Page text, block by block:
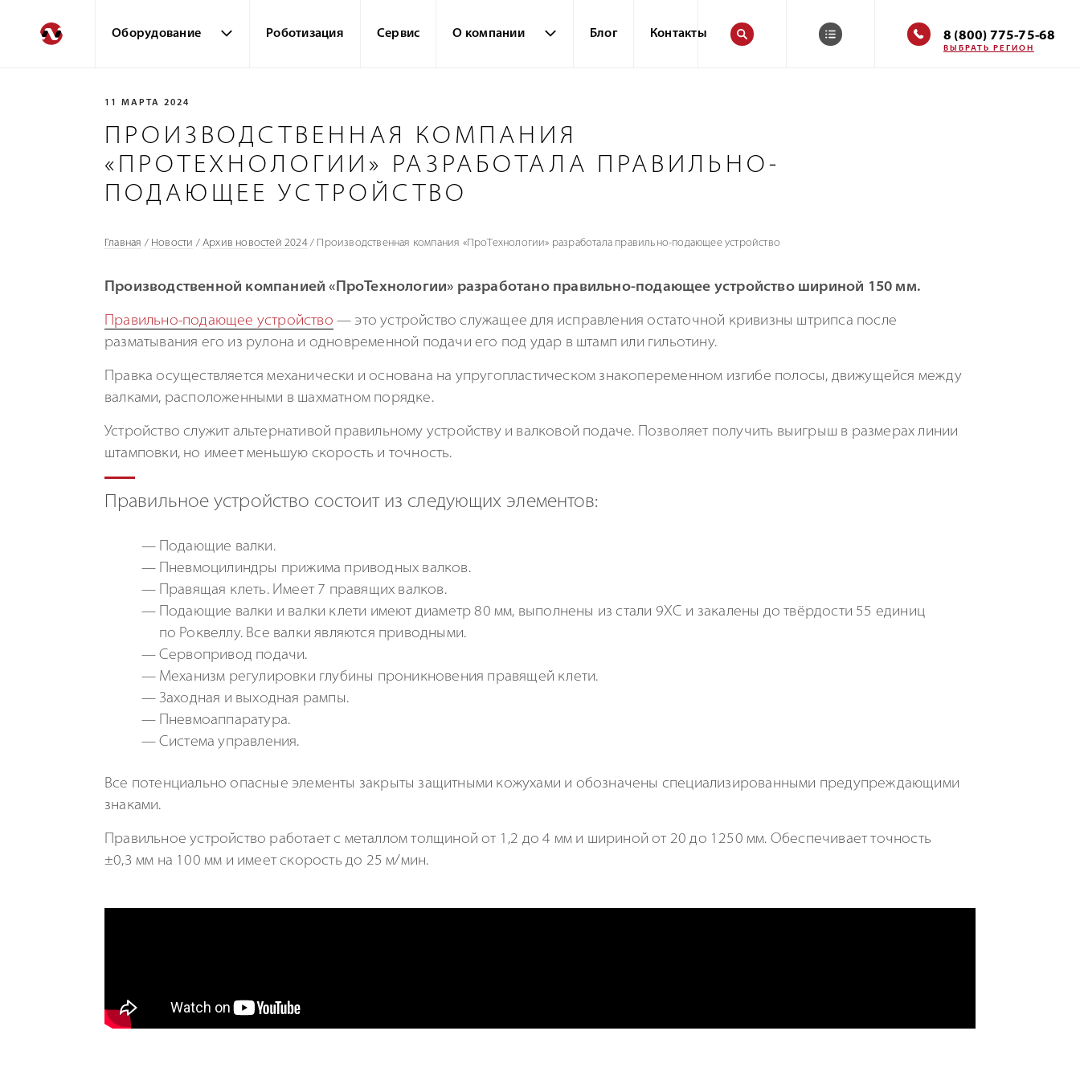
Оборудование Роботизация Сервис О компании Блог Контакты 8 (800) 775-75-68
ВЫБРАТЬ РЕГИОН
11 МАРТА 2024
ПРОИЗВОДСТВЕННАЯ КОМПАНИЯ
«ПРОТЕХНОЛОГИИ» РАЗРАБОТАЛА ПРАВИЛЬНО-
ПОДАЮЩЕЕ УСТРОЙСТВО
Главная / Новости /Архив новостей 2024/ Производственная компания «ПроТехнологии» разработала правильно-подающее устройство
Производственной компанией «ПроТехнологии» разработано правильно-подающее устройство шириной 150 мм.
Правильно-подающее устройство — это устройство служащее для исправления остаточной кривизны штрипса после
разматывания его из рулона и одновременной подачи его под удар в штамп или гильотину.
Правка осуществляется механически и основана на упругопластическом знакопеременном изгибе полосы, движущейся между
валками, расположенными в шахматном порядке.
Устройство служит альтернативой правильному устройству и валковой подаче. Позволяет получить выигрыш в размерах линии
штамповки, но имеет меньшую скорость и точность.
Правильное устройство состоит из следующих элементов:
Подающие валки.
Пневмоцилиндры прижима приводных валков.
Правящая клеть. Имеет 7 правящих валков.
Подающие валки и валки клети имеют диаметр 80 мм, выполнены из стали 9ХС и закалены до твёрдости 55 единиц
по Роквеллу. Все валки являются приводными.
Сервопривод подачи.
Механизм регулировки глубины проникновения правящей клети.
Заходная и выходная рампы.
Пневмоаппаратура.
Система управления.
Все потенциально опасные элементы закрыты защитными кожухами и обозначены специализированными предупреждающими
знаками.
Правильное устройство работает с металлом толщиной от 1,2 до 4 мм и шириной от 20 до 1250 мм. Обеспечивает точность
±0,3 мм на 100 мм и имеет скорость до 25 м/мин.